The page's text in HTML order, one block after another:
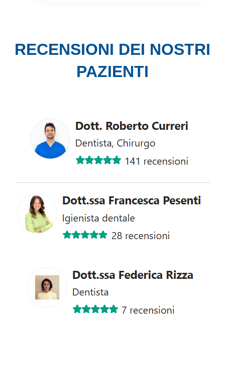
RECENSIONI DEI NOSTRI
PAZIENTI